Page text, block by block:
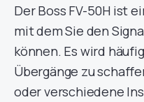
Der Boss FV-50H ist
mit dem Sie den
können. Es wird
Übergänge zu
oder verschiedene